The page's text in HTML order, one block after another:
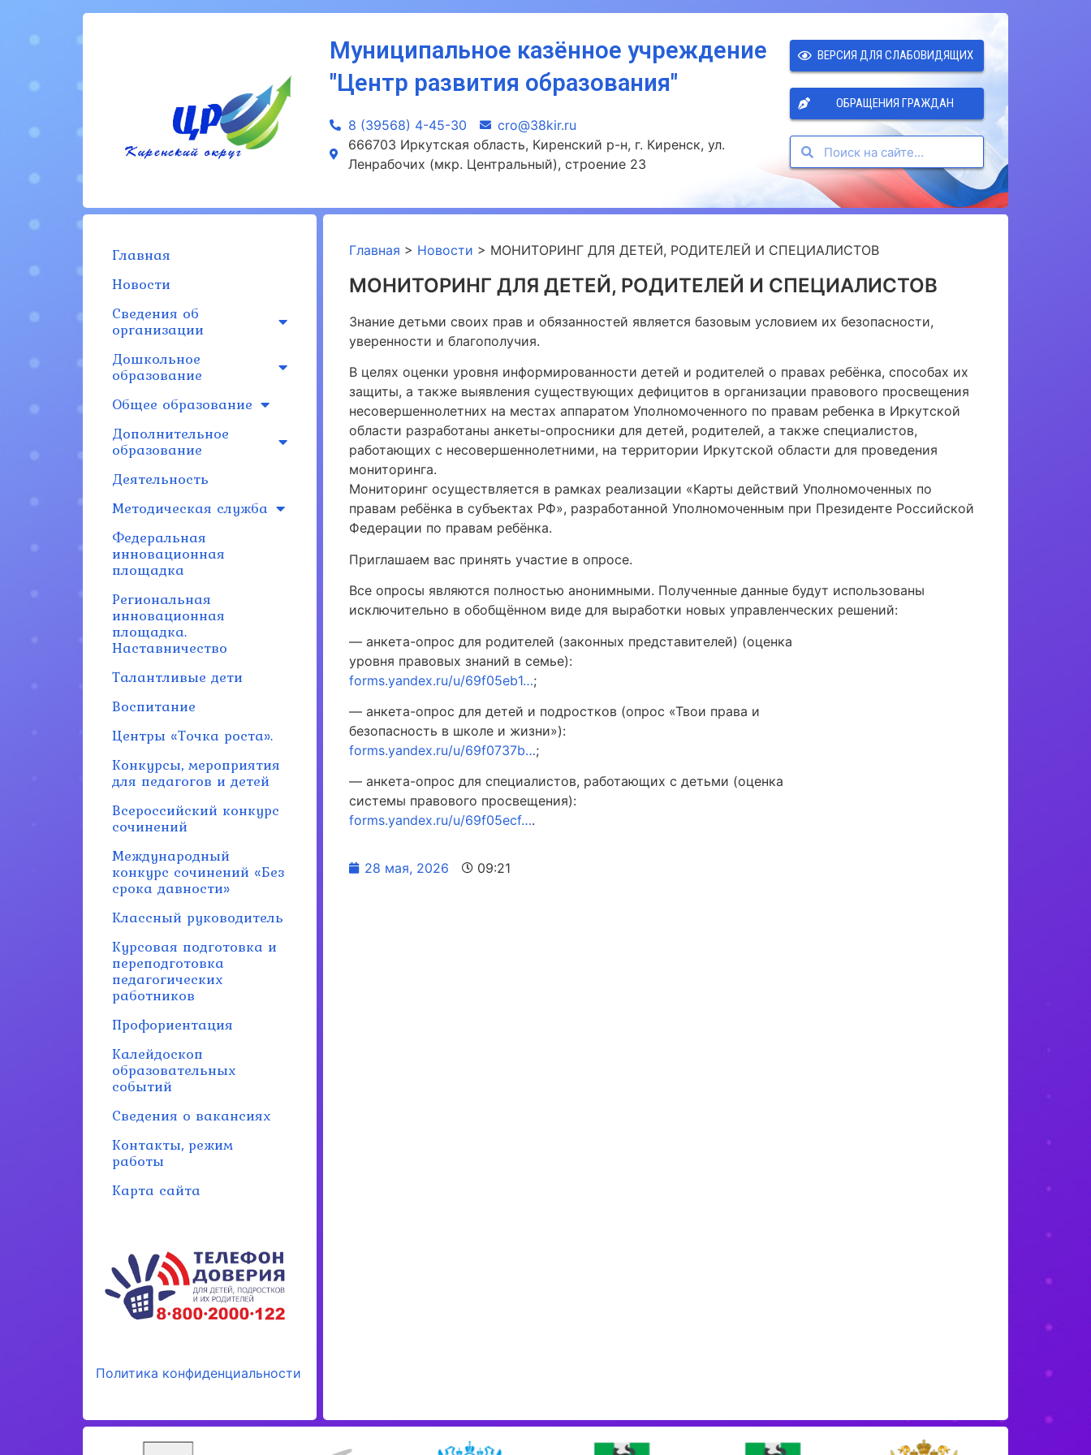
Муниципальное казённое учреждение
"Центр развития образования"
8 (39568) 4-45-30
сro@38kir.ru
666703 Иркутская область, Киренский р-н, г. Киренск, ул.
Ленрабочих (мкр. Центральный), строение 23
ВЕРСИЯ ДЛЯ СЛАБОВИДЯЩИХ
ОБРАЩЕНИЯ ГРАЖДАН
Главная
Новости
Сведения об
организации
Дошкольное
образование
Общее образование
Дополнительное
образование
Деятельность
Методическая служба
Федеральная
инновационная
площадка
Региональная
инновационная
площадка.
Наставничество
Талантливые дети
Воспитание
Центры «Точка роста».
Конкурсы, мероприятия
для педагогов и детей
Всероссийский конкурс
сочинений
Международный
конкурс сочинений «Без
срока давности»
Классный руководитель
Курсовая подготовка и
переподготовка
педагогических
работников
Профориентация
Калейдоскоп
образовательных
событий
Сведения о вакансиях
Контакты, режим
работы
Карта сайта
Политика конфиденциальности
Главная > Новости > МОНИТОРИНГ ДЛЯ ДЕТЕЙ, РОДИТЕЛЕЙ И СПЕЦИАЛИСТОВ
МОНИТОРИНГ ДЛЯ ДЕТЕЙ, РОДИТЕЛЕЙ И СПЕЦИАЛИСТОВ
Знание детьми своих прав и обязанностей является базовым условием их безопасности,
уверенности и благополучия.
В целях оценки уровня информированности детей и родителей о правах ребёнка, способах их
защиты, а также выявления существующих дефицитов в организации правового просвещения
несовершеннолетних на местах аппаратом Уполномоченного по правам ребенка в Иркутской
области разработаны анкеты-опросники для детей, родителей, а также специалистов,
работающих с несовершеннолетними, на территории Иркутской области для проведения
мониторинга.
Мониторинг осуществляется в рамках реализации «Карты действий Уполномоченных по
правам ребёнка в субъектах РФ», разработанной Уполномоченным при Президенте Российской
Федерации по правам ребёнка.
Приглашаем вас принять участие в опросе.
Все опросы являются полностью анонимными. Полученные данные будут использованы
исключительно в обобщённом виде для выработки новых управленческих решений:
— анкета-опрос для родителей (законных представителей) (оценка
уровня правовых знаний в семье):
forms.yandex.ru/u/69f05eb1…;
— анкета-опрос для детей и подростков (опрос «Твои права и
безопасность в школе и жизни»):
forms.yandex.ru/u/69f0737b…;
— анкета-опрос для специалистов, работающих с детьми (оценка
системы правового просвещения):
forms.yandex.ru/u/69f05ecf….
28 мая, 2026 09:21